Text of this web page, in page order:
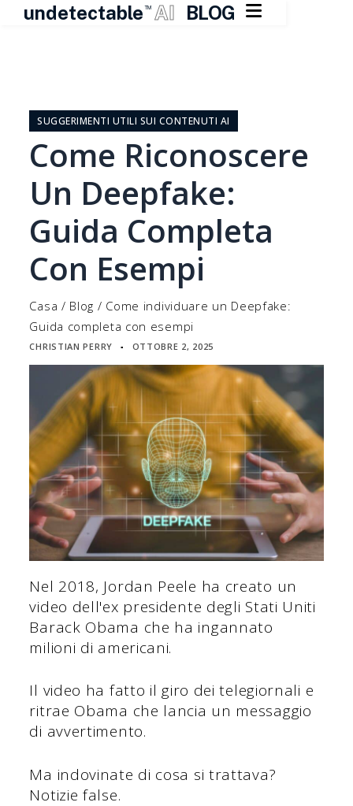
undetectable TM AI BLOG 
contenutoSUGGERIMENTI UTILI SUI CONTENUTI AI
Come Riconoscere
Un Deepfake:
Guida Completa
Con Esempi
Casa / Blog / Come individuare un Deepfake:
Guida completa con esempi
CHRISTIAN PERRY ▪ OTTOBRE 2, 2025
Nel 2018, Jordan Peele ha creato un
video dell'ex presidente degli Stati Uniti
Barack Obama che ha ingannato
milioni di americani.
Il video ha fatto il giro dei telegiornali e
ritrae Obama che lancia un messaggio
di avvertimento.
Ma indovinate di cosa si trattava?
Notizie false.